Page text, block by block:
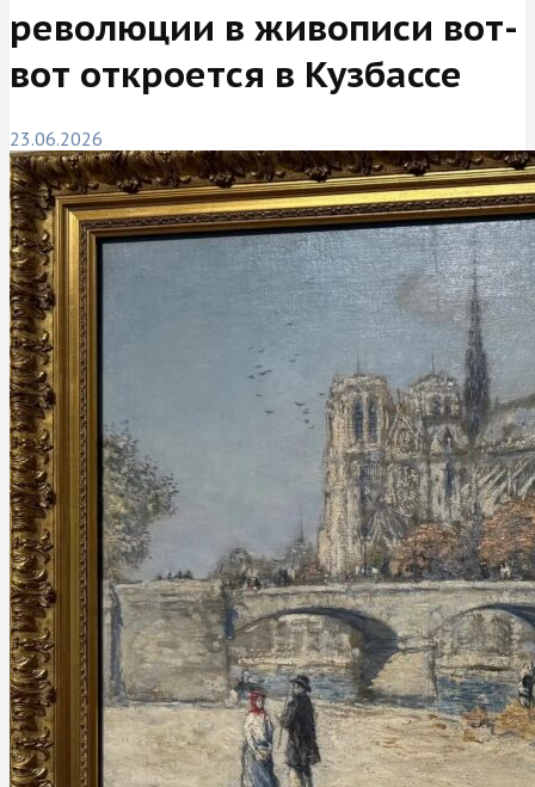
революции в живописи вот-
вот откроется в Кузбассе
23.06.2026